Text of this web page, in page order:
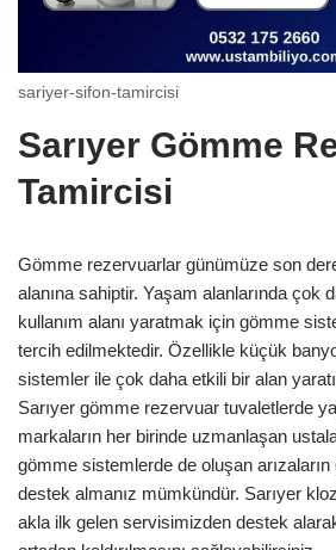
sariyer-sifon-tamircisi
Sarıyer Gömme
Tamircisi
Gömme rezervuarlar günümüze son
alanına sahiptir. Yaşam alanlarında çok
kullanım alanı yaratmak için gömme
tercih edilmektedir. Özellikle küçük
sistemler ile çok daha etkili bir alan
Sarıyer gömme rezervuar tuvaletlerde
markaların her birinde uzmanlaşan
gömme sistemlerde de oluşan
destek almanız mümkündür. Sarıyer
akla ilk gelen servisimizden destek